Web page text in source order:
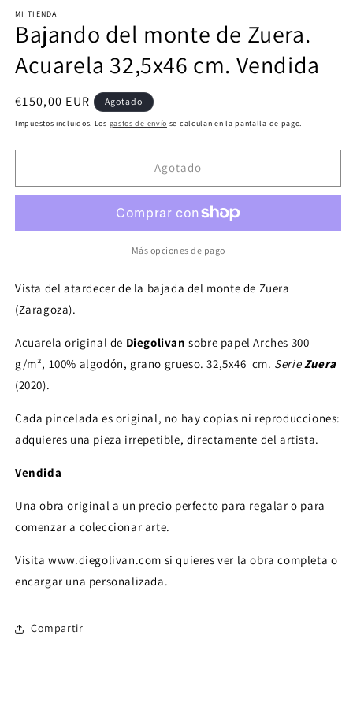
multimedia
1
en
ventana
modal
MI TIENDA
Bajando del monte de Zuera.
Acuarela 32,5x46 cm. Vendida
Precio
habitual
€150,00 EUR Agotado
Impuestos incluidos. Los gastos de envío se calculan en la pantalla de pago.
Agotado
Más opciones de pago
Vista del atardecer de la bajada del monte de Zuera
(Zaragoza).
Acuarela original de Diegolivan sobre papel Arches 300
g/m², 100% algodón, grano grueso. 32,5x46 cm. SerieZuera
(2020).
Cada pincelada es original, no hay copias ni reproducciones:
adquieres una pieza irrepetible, directamente del artista.
Vendida
Una obra original a un precio perfecto para regalar o para
comenzar a coleccionar arte.
Visita www.diegolivan.com si quieres ver la obra completa o
encargar una personalizada.
Compartir